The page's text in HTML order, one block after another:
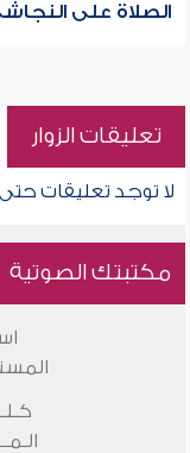
الصلاة على
تعليقات الزوار
لا توجد تعليقات حتى
مكتبتك الصوتية